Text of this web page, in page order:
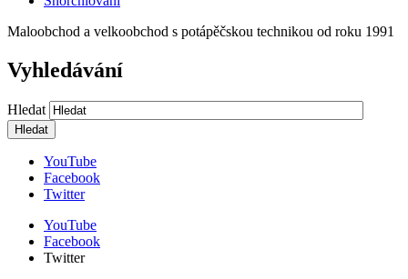
Maloobchod a velkoobchod s potápěčskou technikou od roku 1991
Vyhledávání
Hledat
YouTube
Facebook
Twitter
YouTube
Facebook
Twitter